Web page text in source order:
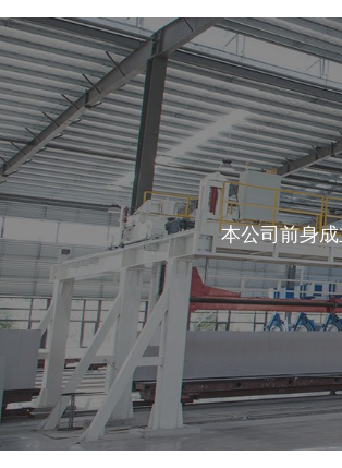
本公司前身